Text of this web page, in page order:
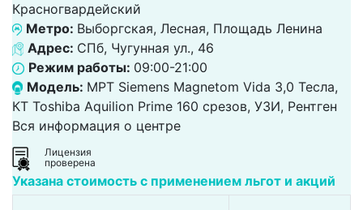
Красногвардейский
Метро: Выборгская, Лесная, Площадь Ленина
Адрес: СПб, Чугунная ул., 46
Режим работы: 09:00-21:00
Модель: МРТ Siemens Magnetom Vida 3,0 Тесла,
КТ Toshiba Aquilion Prime 160 срезов, УЗИ, Рентген
Вся информация о центре
Лицензия
проверена
Указана стоимость с применением льгот и акций